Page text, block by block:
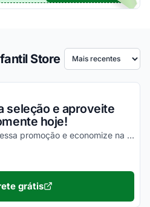
Store Ordenar por
seleção e aproveite
hoje!
Confira todos o detalhes dessa promoção e economize na entrega de todos os seus produtos!
grátis